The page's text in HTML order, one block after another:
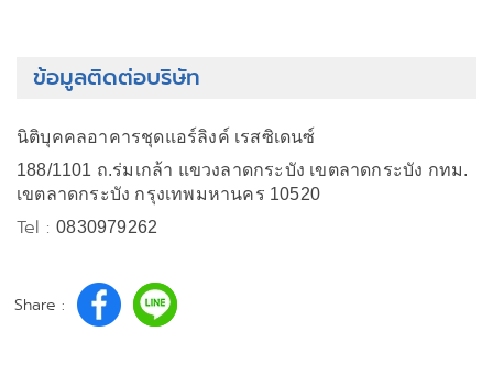
ข้อมูลติดต่อบริษัท
นิติบุคคลอาคารชุดแอร์ลิงค์ เรสซิเดนซ์
188/1101 ถ.ร่มเกล้า แขวงลาดกระบัง เขตลาดกระบัง กทม.
เขตลาดกระบัง กรุงเทพมหานคร 10520
Tel :0830979262
Share :